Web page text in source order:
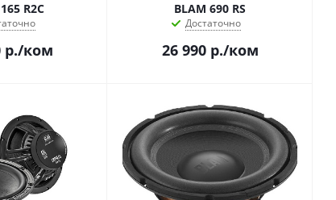
R2C
р./ком
BLAM 690 RS
Достаточно
26 990р./ком